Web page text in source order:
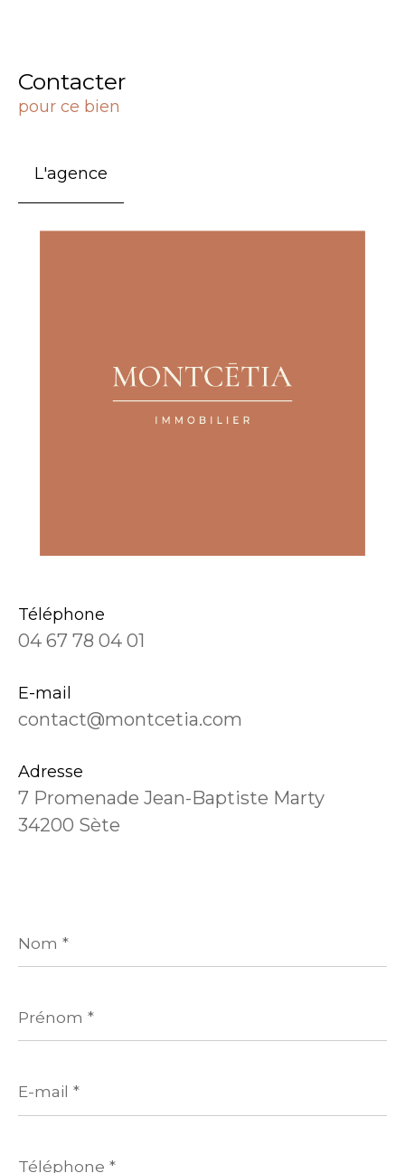
Contacter
pour ce bien
L'agence
Téléphone
04 67 78 04 01
E-mail
contact@montcetia.com
Adresse
7 Promenade Jean-Baptiste Marty
34200 Sète
*
*
mail
*
*